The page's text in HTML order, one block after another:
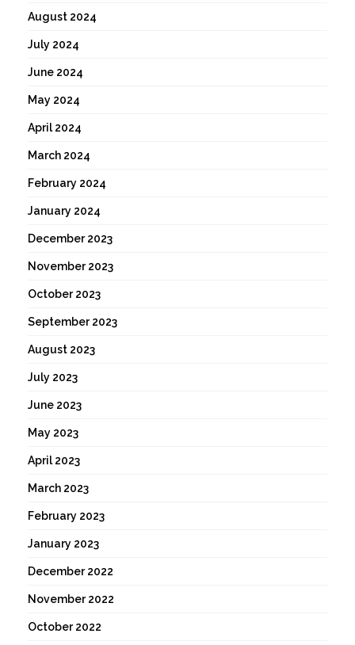
August 2024
July 2024
June 2024
May 2024
April 2024
March 2024
February 2024
January 2024
December 2023
November 2023
October 2023
September 2023
August 2023
July 2023
June 2023
May 2023
April 2023
March 2023
February 2023
January 2023
December 2022
November 2022
October 2022